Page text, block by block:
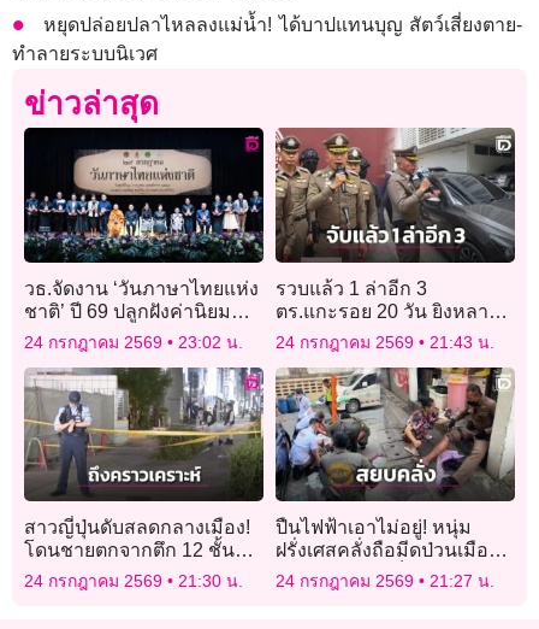
หยุดปล่อยปลาไหลลงแม่น้ำ! ได้บาปแทนบุญ สัตว์เสี่ยงตาย-
ทำลายระบบนิเวศ
ข่าวล่าสุด
วธ.จัดงาน ‘วันภาษาไทยแห่ง
ชาติ’ ปี 69 ปลูกฝังค่านิยม
การใช้ภาษาไทยให้ถูกต้อง
เหมาะสม
24 กรกฎาคม 2569 23:02 น.
รวบแล้ว 1 ล่าอีก 3
ตร.แกะรอย 20 วัน ยิงหลาน
อดีตนายกอ้อมน้อย คาใจปม
แค้นต่างสถาบัน
24 กรกฎาคม 2569 21:43 น.
สาวญี่ปุ่นดับสลดกลางเมือง!
โดนชายตกจากตึก 12 ชั้น
หล่นทับร่างพอดีขณะเดิน
เที่ยวกับเพื่อน
24 กรกฎาคม 2569 21:30 น.
ปืนไฟฟ้าเอาไม่อยู่! หนุ่ม
ฝรั่งเศสคลั่งถือมีดป่วนเมือง
ฟันขาตร.บาดเจ็บ ก่อนโดน
ยิงสกัดรวบตัว
24 กรกฎาคม 2569 21:27 น.